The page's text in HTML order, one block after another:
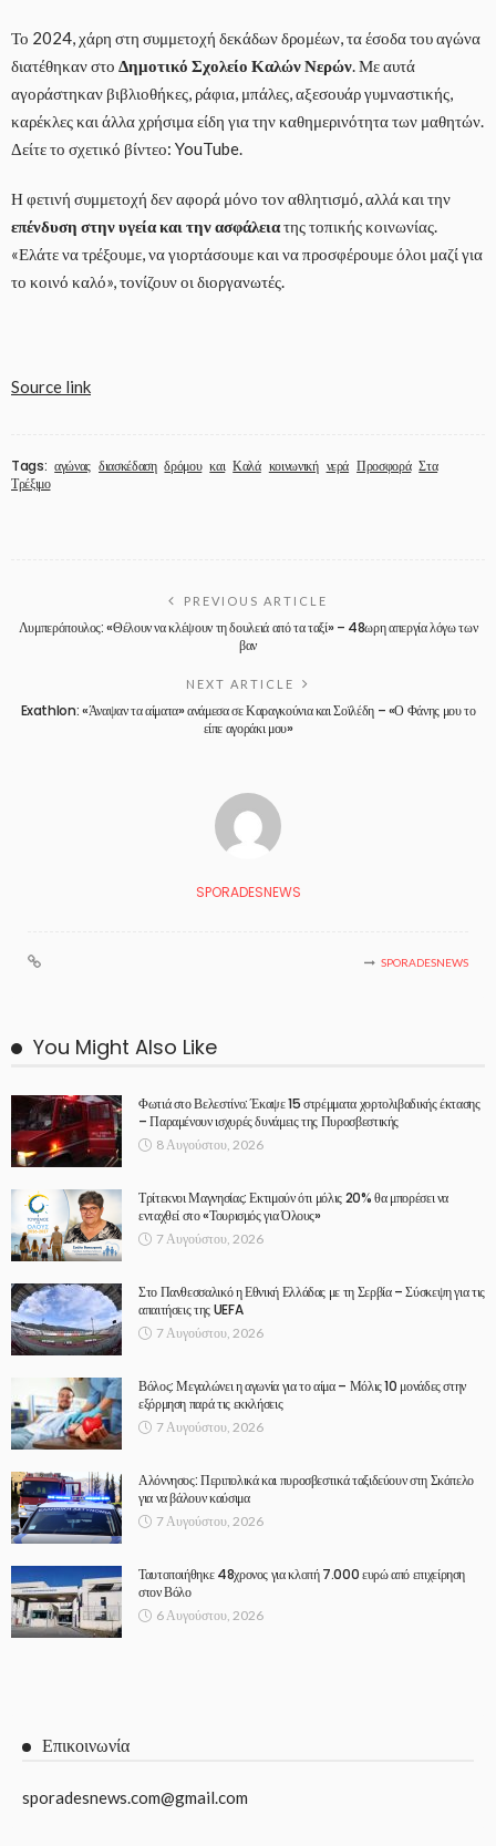
Το 2024, χάρη στη συμμετοχή δεκάδων δρομέων, τα έσοδα του αγώνα
διατέθηκαν στο Δημοτικό Σχολείο Καλών Νερών. Με αυτά
αγοράστηκαν βιβλιοθήκες, ράφια, μπάλες, αξεσουάρ γυμναστικής,
καρέκλες και άλλα χρήσιμα είδη για την καθημερινότητα των μαθητών.
Δείτε το σχετικό βίντεο: YouTube.
Η φετινή συμμετοχή δεν αφορά μόνο τον αθλητισμό, αλλά και την
επένδυση στην υγεία και την ασφάλειατης τοπικής κοινωνίας.
«Ελάτε να τρέξουμε, να γιορτάσουμε και να προσφέρουμε όλοι μαζί για
το κοινό καλό», τονίζουν οι διοργανωτές.
Source link
Tags: αγώνας διασκέδαση δρόμου και Καλά κοινωνική νερά Προσφορά Στα
Τρέξιμο
PREVIOUS ARTICLE
Λυμπερόπουλος: «Θέλουν να κλέψουν τη δουλειά από τα ταξί» – 48ωρη απεργία λόγω των
βαν
NEXT ARTICLE
Exathlon: «Άναψαν τα αίματα» ανάμεσα σε Καραγκούνια και Σοϊλέδη – «Ο Φάνης μου το
είπε αγοράκι μου»
SPORADESNEWS
SPORADESNEWS
You Might Also Like
Φωτιά στο Βελεστίνο: Έκαψε 15 στρέμματα χορτολιβαδικής έκτασης
– Παραμένουν ισχυρές δυνάμεις της Πυροσβεστικής
8 Αυγούστου, 2026
Τρίτεκνοι Μαγνησίας: Εκτιμούν ότι μόλις 20% θα μπορέσει να
ενταχθεί στο «Τουρισμός για Όλους»
7 Αυγούστου, 2026
Στο Πανθεσσαλικό η Εθνική Ελλάδας με τη Σερβία – Σύσκεψη για τις
απαιτήσεις της UEFA
7 Αυγούστου, 2026
Βόλος: Μεγαλώνει η αγωνία για το αίμα – Μόλις 10 μονάδες στην
εξόρμηση παρά τις εκκλήσεις
7 Αυγούστου, 2026
Αλόννησος: Περιπολικά και πυροσβεστικά ταξιδεύουν στη Σκόπελο
για να βάλουν καύσιμα
7 Αυγούστου, 2026
Ταυτοποιήθηκε 48χρονος για κλοπή 7.000 ευρώ από επιχείρηση
στον Βόλο
6 Αυγούστου, 2026
Επικοινωνία
sporadesnews.com@gmail.com